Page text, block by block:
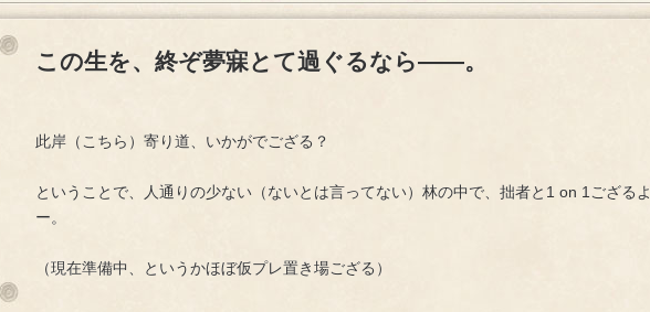
この生を、終ぞ夢寐とて過ぐるなら――。
此岸（こちら）寄り道、いかがでござる？
ということで、人通りの少ない（ないとは言ってない）林の中で、拙者と1 on 1ござるよ
ー。
（現在準備中、というかほぼ仮プレ置き場ござる）